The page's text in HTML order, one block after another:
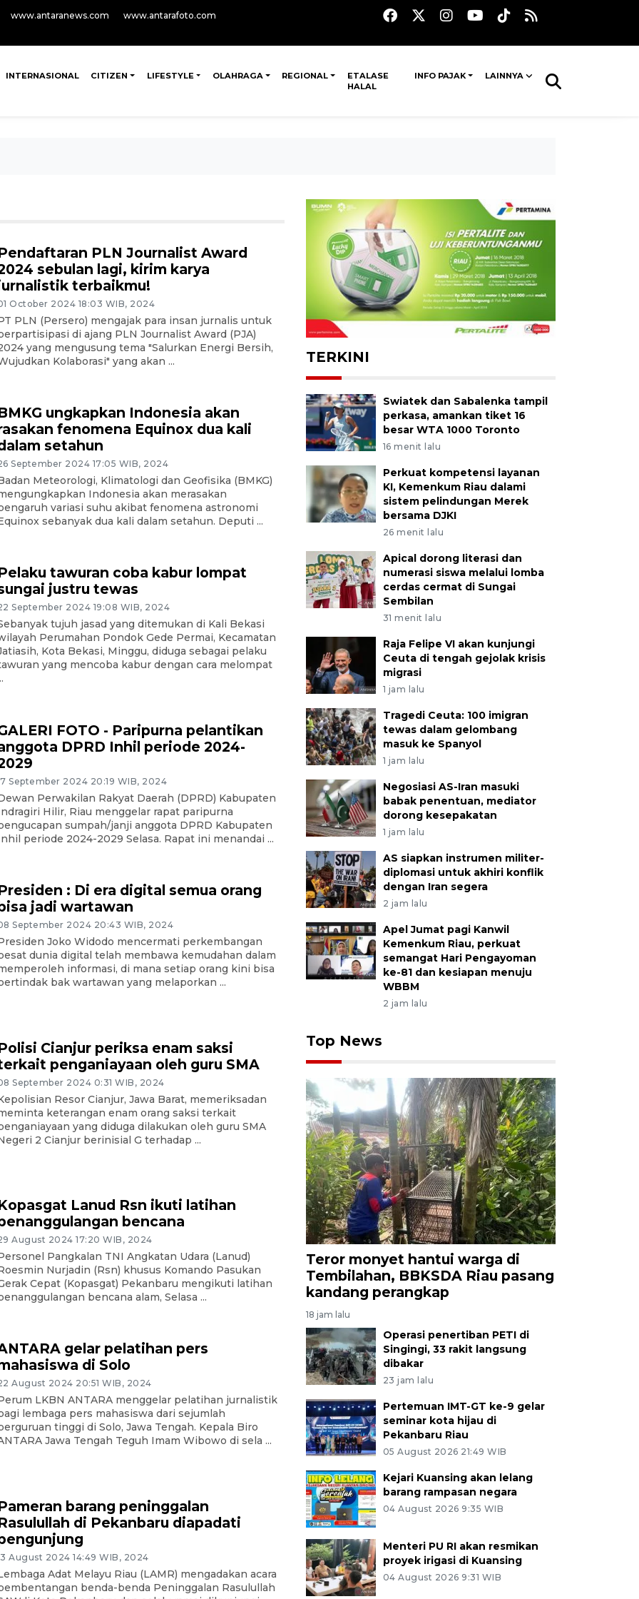
www.antaranews.com www.antarafoto.com
INTERNASIONAL CITIZEN LIFESTYLE OLAHRAGA REGIONAL
ETALASE
HALAL
INFO PAJAK LAINNYA
PLN Journalist Award
sebulan lagi, kirim karya
terbaikmu!
October 2024 18:03 WIB, 2024
PLN (Persero) mengajak para insan jurnalis untuk
di ajang PLN Journalist Award (PJA)
yang mengusung tema "Salurkan Energi Bersih,
Kolaborasi" yang akan ...
ungkapkan Indonesia akan
fenomena Equinox dua kali
setahun
September 2024 17:05 WIB, 2024
Meteorologi, Klimatologi dan Geofisika (BMKG)
Indonesia akan merasakan
variasi suhu akibat fenomena astronomi
sebanyak dua kali dalam setahun. Deputi ...
tawuran coba kabur lompat
justru tewas
September 2024 19:08 WIB, 2024
tujuh jasad yang ditemukan di Kali Bekasi
Perumahan Pondok Gede Permai, Kecamatan
Kota Bekasi, Minggu, diduga sebagai pelaku
yang mencoba kabur dengan cara melompat
FOTO - Paripurna pelantikan
DPRD Inhil periode 2024-
September 2024 20:19 WIB, 2024
Perwakilan Rakyat Daerah (DPRD) Kabupaten
Hilir, Riau menggelar rapat paripurna
sumpah/janji anggota DPRD Kabupaten
periode 2024-2029 Selasa. Rapat ini menandai ...
: Di era digital semua orang
jadi wartawan
September 2024 20:43 WIB, 2024
Joko Widodo mencermati perkembangan
dunia digital telah membawa kemudahan dalam
informasi, di mana setiap orang kini bisa
bak wartawan yang melaporkan ...
Cianjur periksa enam saksi
penganiayaan oleh guru SMA
September 2024 0:31 WIB, 2024
Resor Cianjur, Jawa Barat, memeriksadan
keterangan enam orang saksi terkait
yang diduga dilakukan oleh guru SMA
2 Cianjur berinisial G terhadap ...
Lanud Rsn ikuti latihan
bencana
August 2024 17:20 WIB, 2024
Pangkalan TNI Angkatan Udara (Lanud)
Nurjadin (Rsn) khusus Komando Pasukan
Cepat (Kopasgat) Pekanbaru mengikuti latihan
bencana alam, Selasa ...
gelar pelatihan pers
di Solo
August 2024 20:51 WIB, 2024
LKBN ANTARA menggelar pelatihan jurnalistik
lembaga pers mahasiswa dari sejumlah
tinggi di Solo, Jawa Tengah. Kepala Biro
Jawa Tengah Teguh Imam Wibowo di sela ...
barang peninggalan
di Pekanbaru diapadati
August 2024 14:49 WIB, 2024
Adat Melayu Riau (LAMR) mengadakan acara
benda-benda Peninggalan Rasulullah
TERKINI
Swiatek dan Sabalenka tampil
perkasa, amankan tiket 16
besar WTA 1000 Toronto
16 menit lalu
Perkuat kompetensi layanan
KI, Kemenkum Riau dalami
sistem pelindungan Merek
bersama DJKI
26 menit lalu
Apical dorong literasi dan
numerasi siswa melalui lomba
cerdas cermat di Sungai
Sembilan
31 menit lalu
Raja Felipe VI akan kunjungi
Ceuta di tengah gejolak krisis
migrasi
1 jam lalu
Tragedi Ceuta: 100 imigran
tewas dalam gelombang
masuk ke Spanyol
1 jam lalu
Negosiasi AS-Iran masuki
babak penentuan, mediator
dorong kesepakatan
1 jam lalu
AS siapkan instrumen militer-
diplomasi untuk akhiri konflik
dengan Iran segera
2 jam lalu
Apel Jumat pagi Kanwil
Kemenkum Riau, perkuat
semangat Hari Pengayoman
ke-81 dan kesiapan menuju
WBBM
2 jam lalu
Top News
Teror monyet hantui warga di
Tembilahan, BBKSDA Riau pasang
kandang perangkap
18 jam lalu
Operasi penertiban PETI di
Singingi, 33 rakit langsung
dibakar
23 jam lalu
Pertemuan IMT-GT ke-9 gelar
seminar kota hijau di
Pekanbaru Riau
05 August 2026 21:49 WIB
Kejari Kuansing akan lelang
barang rampasan negara
04 August 2026 9:35 WIB
Menteri PU RI akan resmikan
proyek irigasi di Kuansing
04 August 2026 9:31 WIB